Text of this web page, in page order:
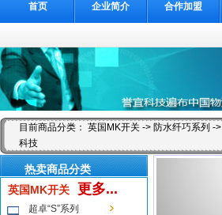
首页 企业简介 合作加盟
目前商品分类： 英国MK开关 -> 防水纤巧系列 ->
科技
热卖商品分类
英国MK开关
更多...
超卓“S”系列